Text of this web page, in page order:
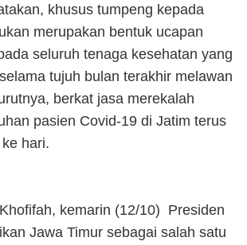
khusus tumpeng kepada
merupakan bentuk ucapan
seluruh tenaga kesehatan yang
tujuh bulan terakhir melawan
berkat jasa merekalah
pasien Covid-19 di Jatim terus
hari.
kemarin (12/10) Presiden
Jawa Timur sebagai salah satu